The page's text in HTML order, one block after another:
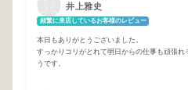
井上雅史
頻繁に来店しているお客様のレビュー
本日もありがとうございました。
すっかりコリがとれて明日からの仕事も頑張れ
うです。